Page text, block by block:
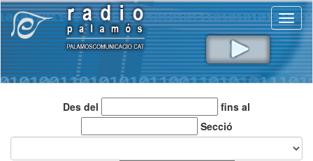
Des del
fins al
Secció